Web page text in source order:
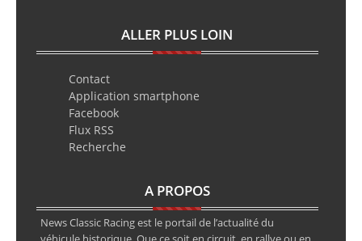
ALLER PLUS LOIN
Contact
Application smartphone
Facebook
Flux RSS
Recherche
A PROPOS
News Classic Racing est le portail de l’actualité du